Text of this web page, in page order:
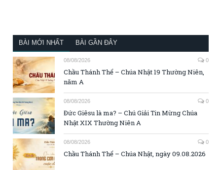
BÀI MỚI NHẤT BÀI GẦN ĐÂY
08/08/2026 0
Chầu Thánh Thể – Chúa Nhật 19 Thường Niên,
năm A
08/08/2026 0
Đức Giêsu là ma? – Chú Giải Tin Mừng Chúa
Nhật XIX Thường Niên A
08/08/2026 0
Chầu Thánh Thể – Chúa Nhật, ngày 09.08.2026